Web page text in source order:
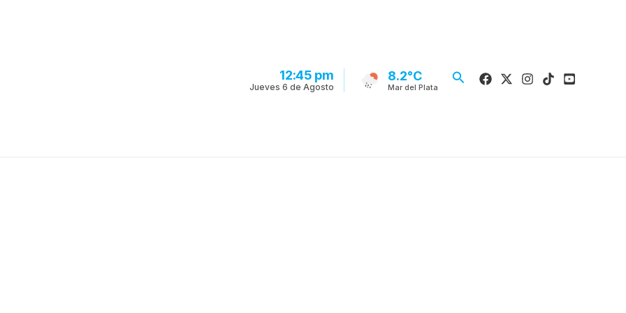
12:45 pm
Jueves 6 de Agosto
8.2°C
Mar del Plata
Buscar